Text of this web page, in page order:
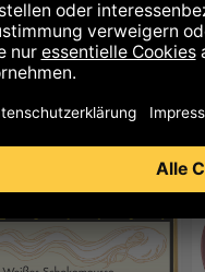
In diesem